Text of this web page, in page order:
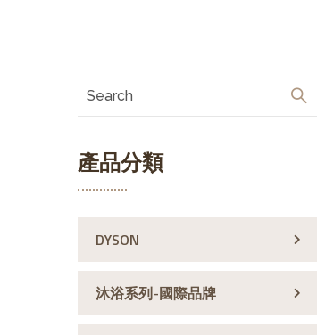
產品分類
DYSON
沐浴系列-國際品牌